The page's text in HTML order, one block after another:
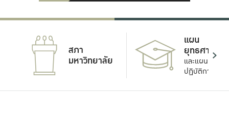
สภา
มหาวิทยาลัย
แผน
ยุทธศาสตร์
และแผน
ปฏิบัติการ